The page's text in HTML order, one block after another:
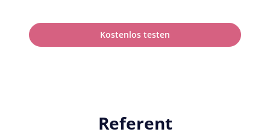
Kostenlos testen
Referent